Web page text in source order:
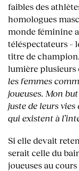
faibles des
homologues
monde féminine
téléspectateurs –
titre de
lumière plusieurs
les femmes
joueuses. Mon
juste de leurs
qui existent à
Si elle devait
serait celle du
joueuses au